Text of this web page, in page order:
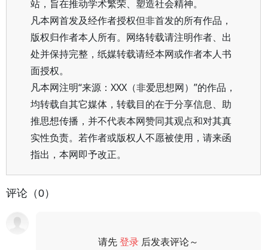
站，旨在推动学术繁荣、塑造社会精神。
凡本网首发及经作者授权但非首发的所有作品，
版权归作者本人所有。网络转载请注明作者、出
处并保持完整，纸媒转载请经本网或作者本人书
面授权。
凡本网注明“来源：XXX（非爱思想网）”的作品，
均转载自其它媒体，转载目的在于分享信息、助
推思想传播，并不代表本网赞同其观点和对其真
实性负责。若作者或版权人不愿被使用，请来函
指出，本网即予改正。
评论（0）
请先登录 后发表评论～